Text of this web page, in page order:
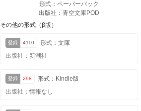
形式：ペーパーバック
出版社：青空文庫POD
その他の形式（β版）
登録 4110
形式：文庫
出版社：新潮社
登録 298
形式：Kindle版
出版社：情報なし